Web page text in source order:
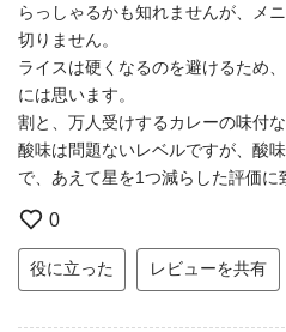
らっしゃるかも知れませんが、メ
切りません。
ライスは硬くなるのを避けるため
には思います。
割と、万人受けするカレーの味付
酸味は問題ないレベルですが、酸
で、あえて星を1つ減らした評価に
0
役に立った レビューを共有